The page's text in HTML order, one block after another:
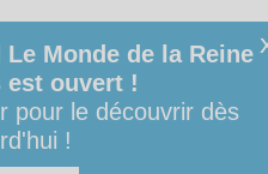
Monde de la Reine
est ouvert !
pour le découvrir dès
!